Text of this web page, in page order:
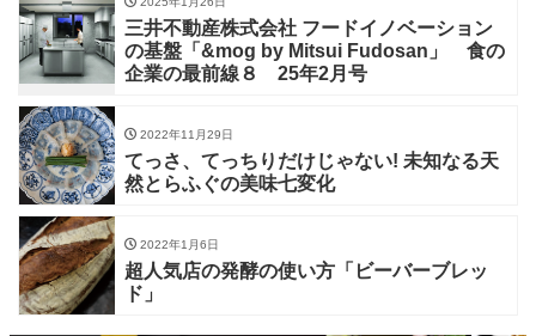
三井不動産株式会社 フードイノベーション
の基盤「&mog by Mitsui Fudosan」 食の
企業の最前線８ 25年2月号
2022年11月29日
てっさ、てっちりだけじゃない! 未知なる天
然とらふぐの美味七変化
2022年1月6日
超人気店の発酵の使い方「ビーバーブレッ
ド」